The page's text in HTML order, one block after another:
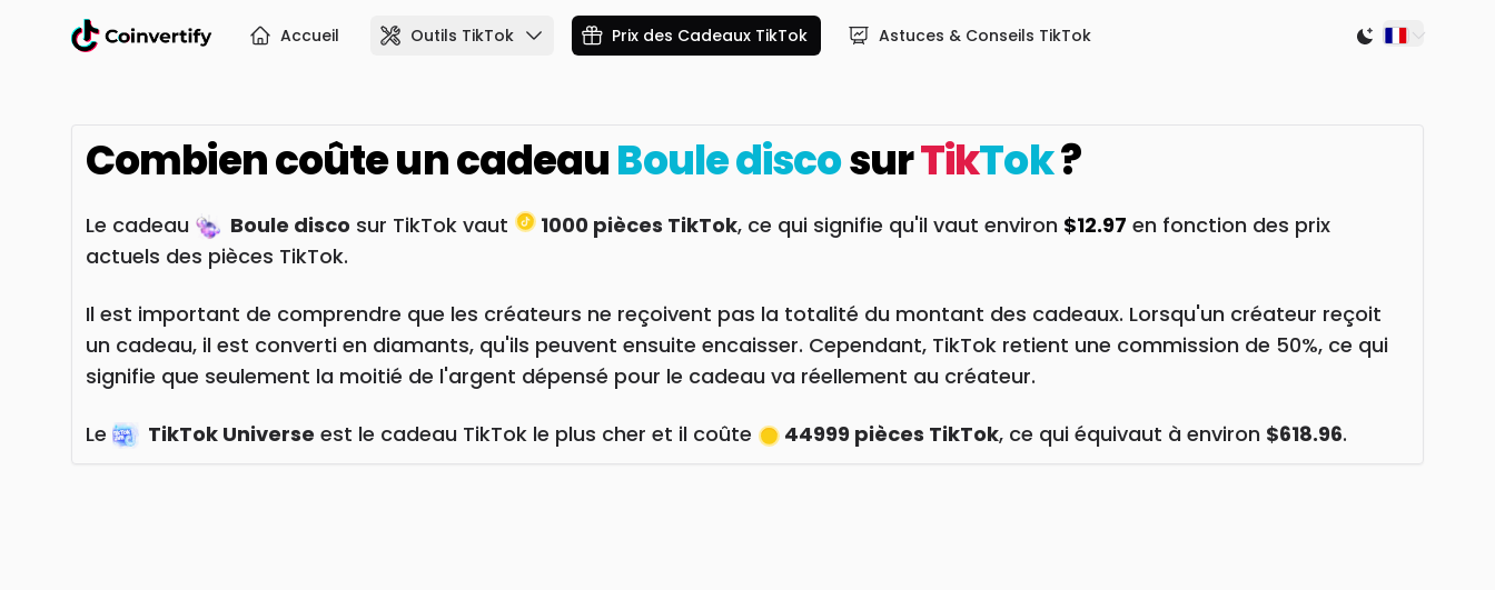
Accueil Outils TikTok Prix des Cadeaux TikTok Astuces & Conseils TikTok Switch to
Combien coûte un cadeauBoule discosurTikTok?
Le cadeau Boule disco sur TikTok vaut 1000 pièces TikTok, ce qui signifie qu'il vaut environ $12.97 en fonction des prix
actuels des pièces TikTok.
Il est important de comprendre que les créateurs ne reçoivent pas la totalité du montant des cadeaux. Lorsqu'un créateur reçoit
un cadeau, il est converti en diamants, qu'ils peuvent ensuite encaisser. Cependant, TikTok retient une commission de 50%, ce qui
signifie que seulement la moitié de l'argent dépensé pour le cadeau va réellement au créateur.
Le TikTok Universe est le cadeau TikTok le plus cher et il coûte 44999 pièces TikTok, ce qui équivaut à environ $618.96.